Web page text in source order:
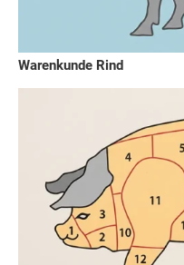
Warenkunde Rind